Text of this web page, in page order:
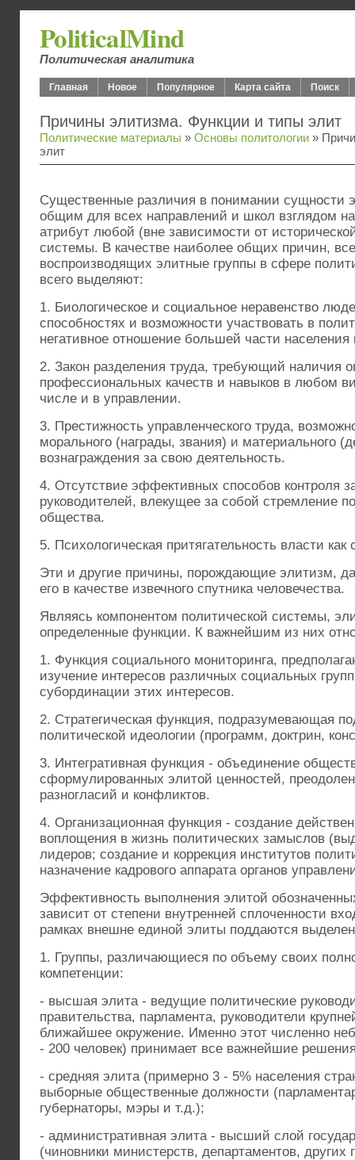
PoliticalMind
Политическая аналитика
Главная Новое Популярное Карта сайта Поиск
Причины элитизма. Функции и типы элит
Политические материалы » Основы политологии »
элит
Существенные различия в понимании сущности
общим для всех направлений и школ взглядом
атрибут любой (вне зависимости от
системы. В качестве наиболее общих причин,
воспроизводящих элитные группы в сфере
всего выделяют:
1. Биологическое и социальное неравенство
способностях и возможности участвовать в
негативное отношение большей части населения
2. Закон разделения труда, требующий наличия
профессиональных качеств и навыков в любом
числе и в управлении.
3. Престижность управленческого труда,
морального (награды, звания) и материального
вознаграждения за свою деятельность.
4. Отсутствие эффективных способов контроля
руководителей, влекущее за собой стремление
общества.
5. Психологическая притягательность власти
Эти и другие причины, порождающие элитизм,
его в качестве извечного спутника человечества.
Являясь компонентом политической системы,
определенные функции. К важнейшим из них
1. Функция социального мониторинга,
изучение интересов различных социальных
субординации этих интересов.
2. Стратегическая функция, подразумевающая
политической идеологии (программ, доктрин,
3. Интегративная функция - объединение
сформулированных элитой ценностей,
разногласий и конфликтов.
4. Организационная функция - создание
воплощения в жизнь политических замыслов
лидеров; создание и коррекция институтов
назначение кадрового аппарата органов
Эффективность выполнения элитой
зависит от степени внутренней сплоченности
рамках внешне единой элиты поддаются
1. Группы, различающиеся по объему своих
компетенции:
- высшая элита - ведущие политические
правительства, парламента, руководители
ближайшее окружение. Именно этот численно
- 200 человек) принимает все важнейшие
- средняя элита (примерно 3 - 5% населения
выборные общественные должности
губернаторы, мэры и т.д.);
- административная элита - высший слой
(чиновники министерств, департаментов, других